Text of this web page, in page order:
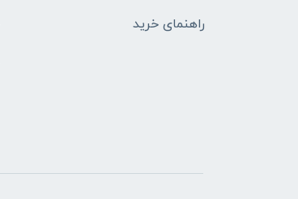
راهنمای خرید